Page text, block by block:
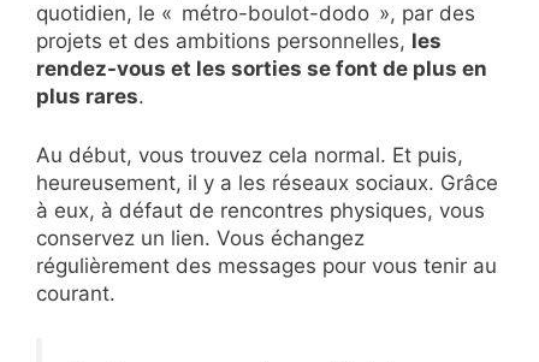
quotidien, le « métro-boulot-dodo », par des
projets et des ambitions personnelles, les
rendez-vous et les sorties se font de plus en
plus rares.
Au début, vous trouvez cela normal. Et puis,
heureusement, il y a les réseaux sociaux. Grâce
à eux, à défaut de rencontres physiques, vous
conservez un lien. Vous échangez
régulièrement des messages pour vous tenir au
courant.